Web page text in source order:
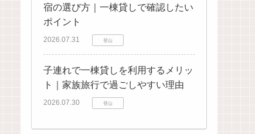
宿の選び方｜一棟貸しで確認したい
ポイント
2026.07.31 登山
子連れで一棟貸しを利用するメリッ
ト｜家族旅行で過ごしやすい理由
2026.07.30 登山